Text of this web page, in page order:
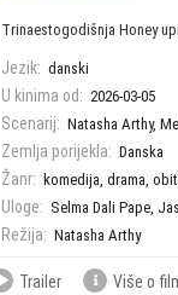
Trinaestogodišnja Honey
Jezik: danski
U kinima od: 2026-03-05
Scenarij: Natasha Arthy,
Zemlja porijekla: Danska
Žanr: komedija, drama,
Uloge: Selma Dali Pape,
Režija: Natasha Arthy
Trailer Više o